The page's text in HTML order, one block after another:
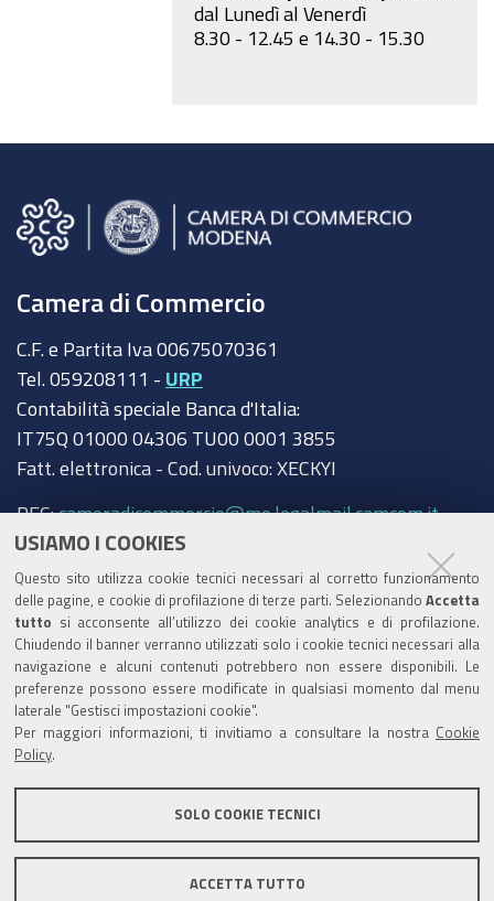
USIAMO I COOKIES
Questo sito utilizza cookie tecnici necessari al corretto funzionamento
delle pagine, e cookie di profilazione di terze parti. Selezionando Accetta
tutto si acconsente all’utilizzo dei cookie analytics e di profilazione.
Chiudendo il banner verranno utilizzati solo i cookie tecnici necessari alla
navigazione e alcuni contenuti potrebbero non essere disponibili. Le
preferenze possono essere modificate in qualsiasi momento dal menu
laterale "Gestisci impostazioni cookie".
Per maggiori informazioni, ti invitiamo a consultare la nostra Cookie
Policy
SOLO COOKIE TECNICI
ACCETTA TUTTO
dal Lunedì al Venerdì
8.30 - 12.45 e 14.30 - 15.30
Camera di Commercio
C.F. e Partita Iva 00675070361
Tel. 059208111 - URP
Contabilità speciale Banca d'Italia:
IT75Q 01000 04306 TU00 0001 3855
Fatt. elettronica - Cod. univoco: XECKYI
PEC:cameradicommercio@mo.legalmail.camcom.it
Amministrazione trasparente
Albo Camerale
Pubblicità Legale
Area riservata Amministratori
Informativa generale Informative privacy